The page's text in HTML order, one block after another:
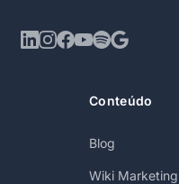
Conteúdo
Blog
Wiki Marketing